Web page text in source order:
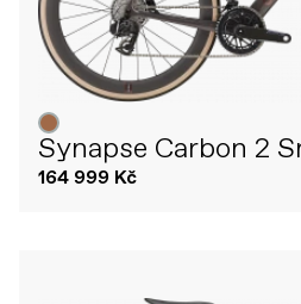
Synapse Carbon 2
164 999 Kč